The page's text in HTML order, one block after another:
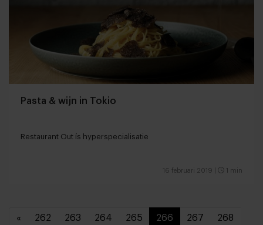
Pasta & wijn in Tokio
Restaurant Out ís hyperspecialisatie
16 februari 2019 1 min
« 262 263 264 265 266 267 268